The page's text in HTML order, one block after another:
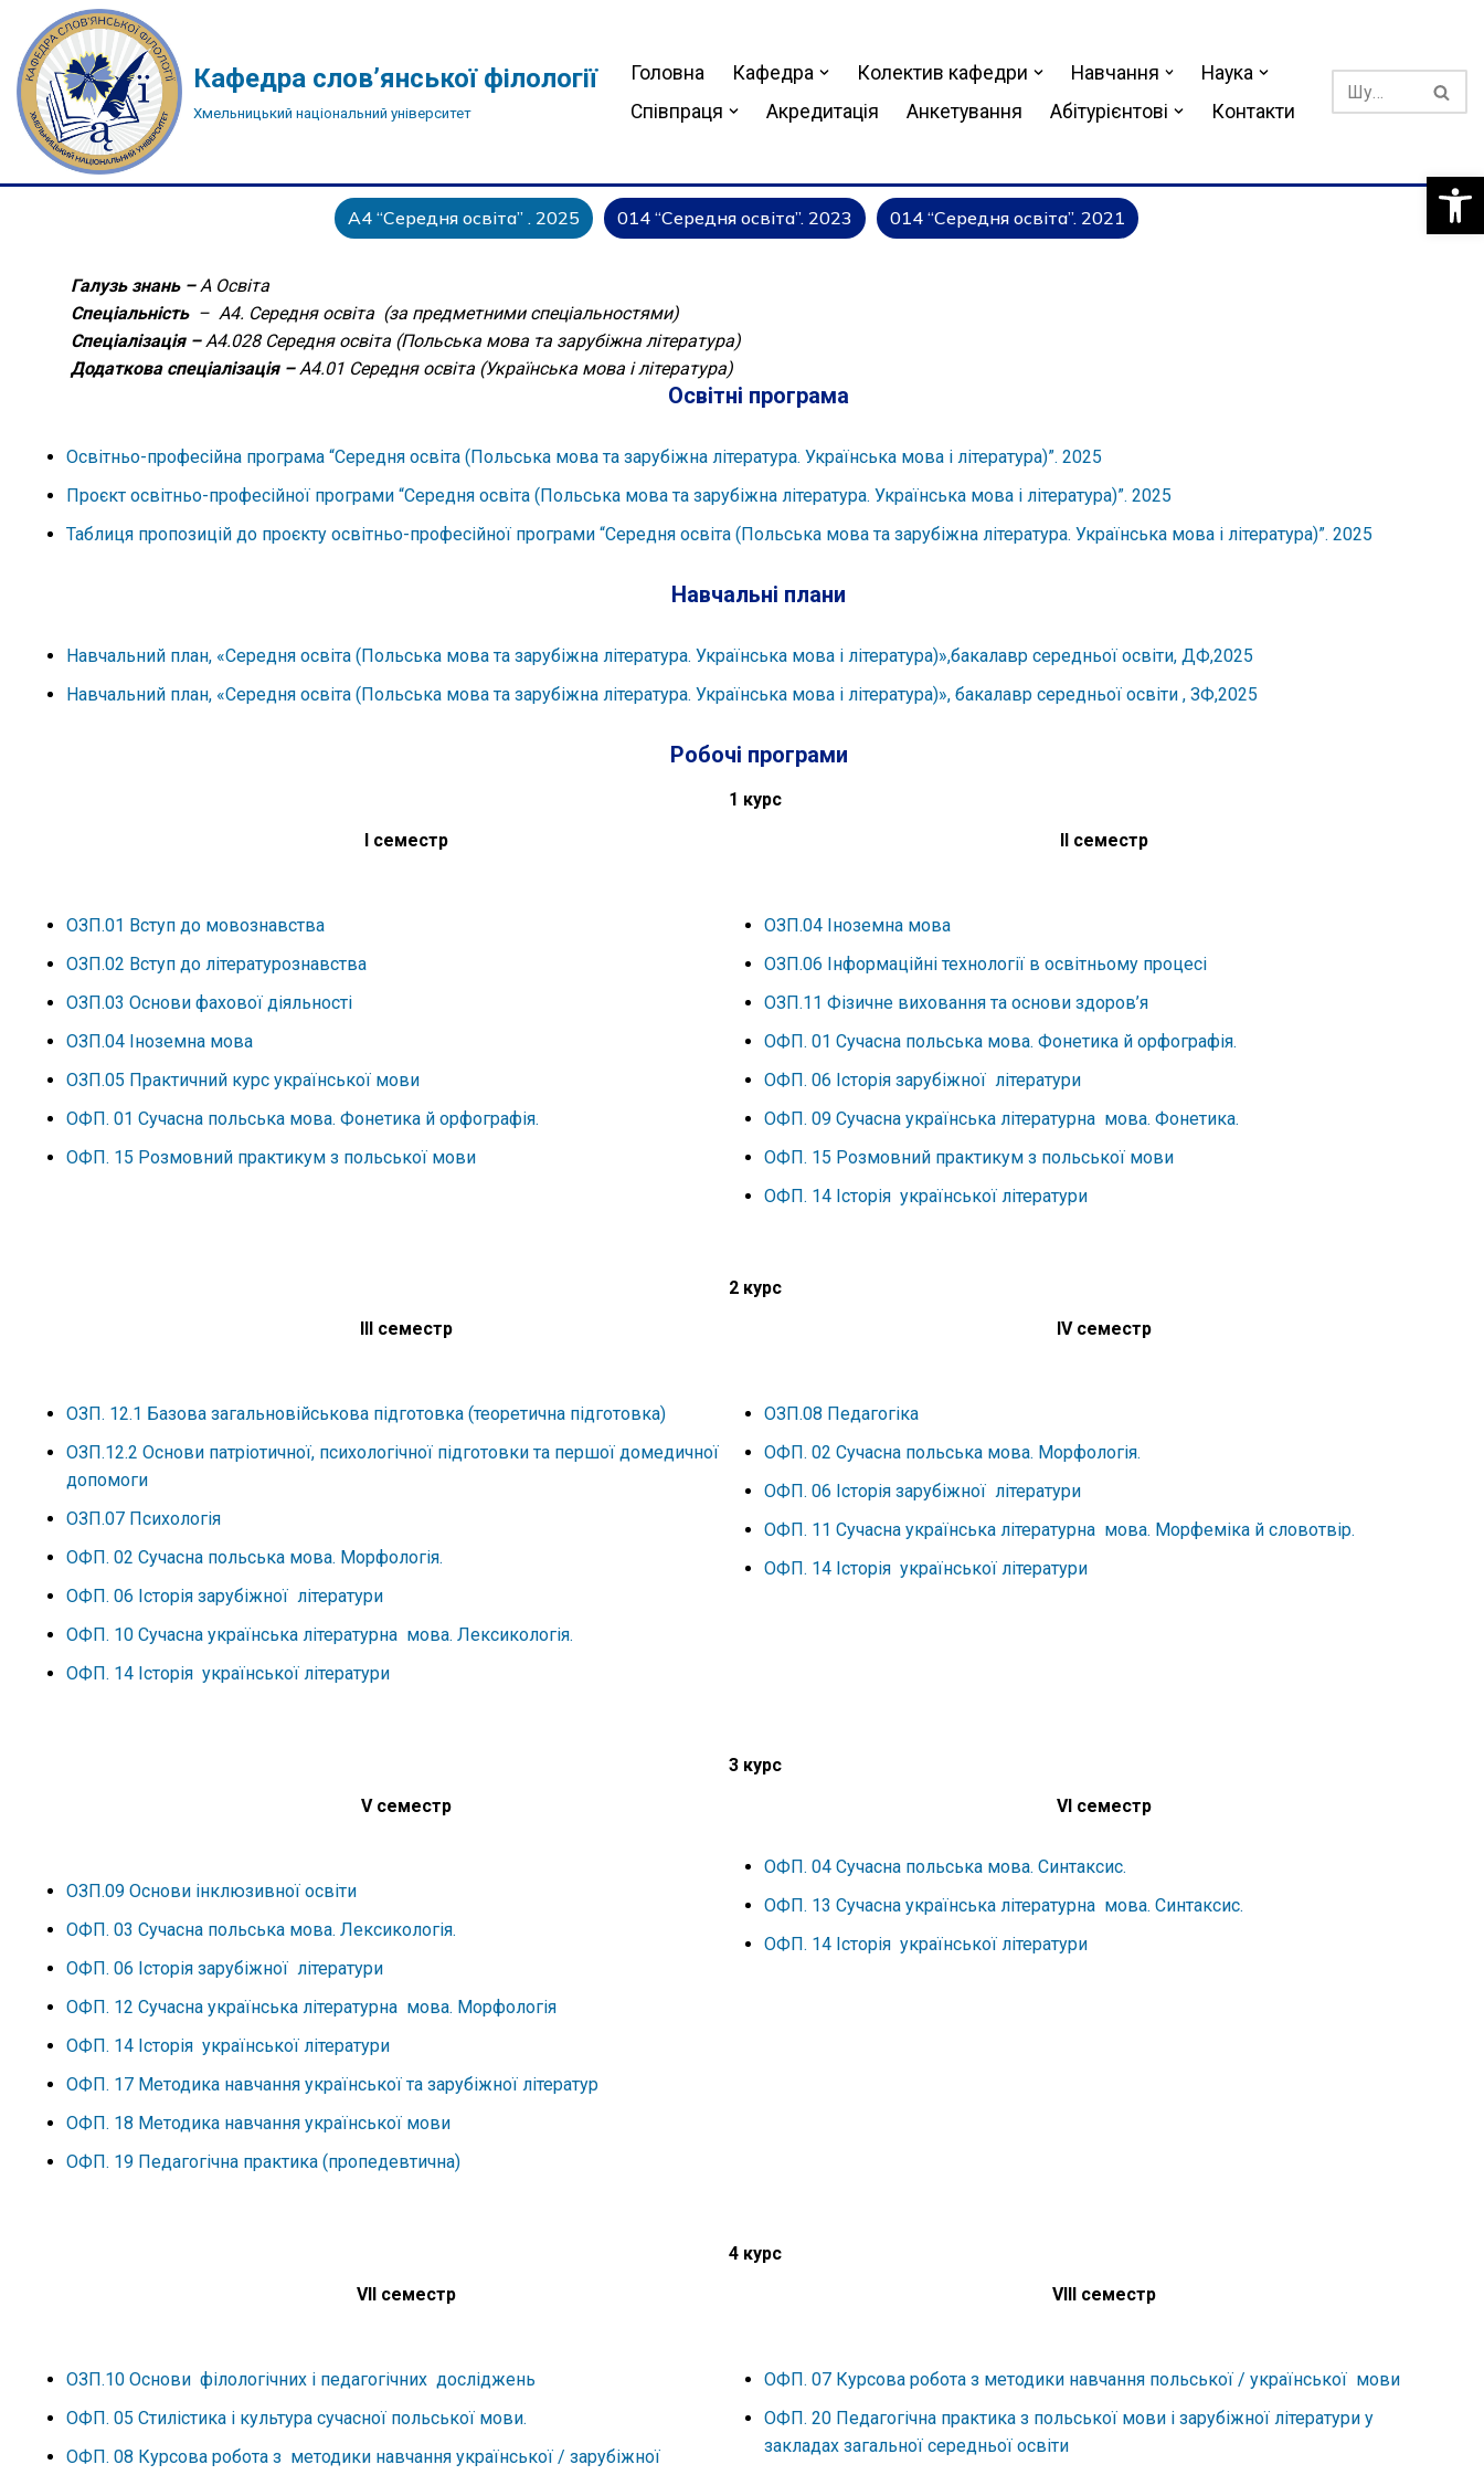
Перейти
до
вмісту
Кафедра слов’янської філології
Хмельницький національний університет
Головна Кафедра Колектив кафедри Навчання
Наука
Співпраця
Акредитація Анкетування Абітурієнтові Контакти
A4 “Середня освіта” . 2025 014 “Середня освіта”. 2023 014 “Середня освіта”. 2021
Галузь знань –А Освіта
Спеціальність – А4. Середня освіта (за предметними спеціальностями)
Спеціалізація –А4.028 Середня освіта (Польська мова та зарубіжна література)
Додаткова спеціалізація –А4.01 Середня освіта (Українська мова і література)
Освітні програма
Освітньо-професійна програма “Середня освіта (Польська мова та зарубіжна література. Українська мова і література)”. 2025
Проєкт освітньо-професійної програми “Середня освіта (Польська мова та зарубіжна література. Українська мова і література)”. 2025
Таблиця пропозицій до проєкту освітньо-професійної програми “Середня освіта (Польська мова та зарубіжна література. Українська мова і література)”. 2025
Навчальні плани
Навчальний план, «Середня освіта (Польська мова та зарубіжна література. Українська мова і література)»,бакалавр середньої освіти, ДФ,2025
Навчальний план, «Середня освіта (Польська мова та зарубіжна література. Українська мова і література)», бакалавр середньої освіти , ЗФ,2025
Робочі програми
1 курс
І семестр
ОЗП.01 Вступ до мовознавства
ОЗП.02 Вступ до літературознавства
ОЗП.03 Основи фахової діяльності
ОЗП.04 Іноземна мова
ОЗП.05 Практичний курс української мови
ОФП. 01 Сучасна польська мова. Фонетика й орфографія.
ОФП. 15 Розмовний практикум з польської мови
ІІ семестр
ОЗП.04 Іноземна мова
ОЗП.06 Інформаційні технології в освітньому процесі
ОЗП.11 Фізичне виховання та основи здоров’я
ОФП. 01 Сучасна польська мова. Фонетика й орфографія.
ОФП. 06 Історія зарубіжної літератури
ОФП. 09 Сучасна українська літературна мова. Фонетика.
ОФП. 15 Розмовний практикум з польської мови
ОФП. 14 Історія української літератури
2 курс
ІІІ семестр
ОЗП. 12.1 Базова загальновійськова підготовка (теоретична підготовка)
ОЗП.12.2 Основи патріотичної, психологічної підготовки та першої домедичної
допомоги
ОЗП.07 Психологія
ОФП. 02 Сучасна польська мова. Морфологія.
ОФП. 06 Історія зарубіжної літератури
ОФП. 10 Сучасна українська літературна мова. Лексикологія.
ОФП. 14 Історія української літератури
IV семестр
ОЗП.08 Педагогіка
ОФП. 02 Сучасна польська мова. Морфологія.
ОФП. 06 Історія зарубіжної літератури
ОФП. 11 Сучасна українська літературна мова. Морфеміка й словотвір.
ОФП. 14 Історія української літератури
3 курс
V семестр
ОЗП.09 Основи інклюзивної освіти
ОФП. 03 Сучасна польська мова. Лексикологія.
ОФП. 06 Історія зарубіжної літератури
ОФП. 12 Сучасна українська літературна мова. Морфологія
ОФП. 14 Історія української літератури
ОФП. 17 Методика навчання української та зарубіжної літератур
ОФП. 18 Методика навчання української мови
ОФП. 19 Педагогічна практика (пропедевтична)
VІ семестр
ОФП. 04 Сучасна польська мова. Синтаксис.
ОФП. 13 Сучасна українська літературна мова. Синтаксис.
ОФП. 14 Історія української літератури
4 курс
VІІ семестр
ОЗП.10 Основи філологічних і педагогічних досліджень
ОФП. 05 Стилістика і культура сучасної польської мови.
ОФП. 08 Курсова робота з методики навчання української / зарубіжної
VІІІ семестр
ОФП. 07 Курсова робота з методики навчання польської / української мови
ОФП. 20 Педагогічна практика з польської мови і зарубіжної літератури у
закладах загальної середньої освіти